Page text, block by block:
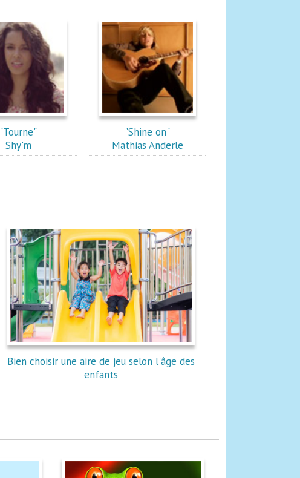
"Tourne"
Shy'm
"Shine on"
Mathias Anderle
Bien choisir une aire de jeu selon l'âge des
enfants